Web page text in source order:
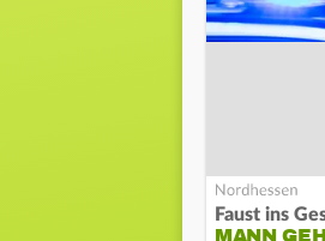
Faust ins